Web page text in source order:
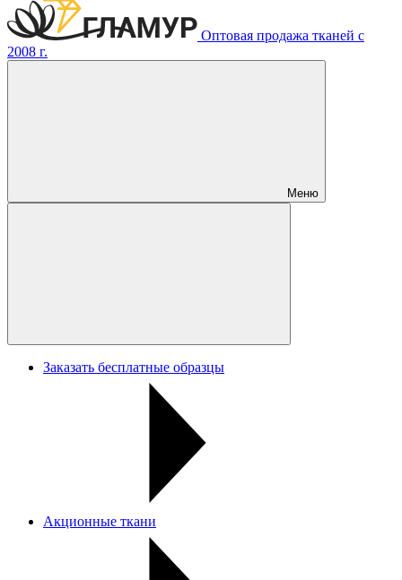
Оптовая продажа тканей с
2008 г.
Меню
Заказать бесплатные образцы
Акционные ткани